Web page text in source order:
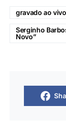
gravado ao
Serginho
Novo”